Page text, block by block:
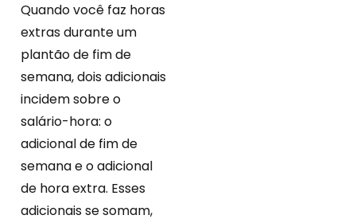
Quando você faz horas
extras durante um
plantão de fim de
semana, dois adicionais
incidem sobre o
salário-hora: o
adicional de fim de
semana e o adicional
de hora extra. Esses
adicionais se somam,